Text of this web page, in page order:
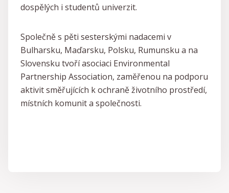
dospělých i studentů univerzit.
Společně s pěti sesterskými nadacemi v
Bulharsku, Maďarsku, Polsku, Rumunsku a na
Slovensku tvoří asociaci Environmental
Partnership Association, zaměřenou na podporu
aktivit směřujících k ochraně životního prostředí,
místních komunit a společnosti.